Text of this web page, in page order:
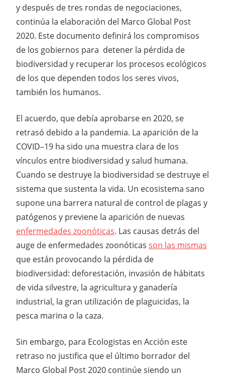
y después de tres rondas de negociaciones,
continúa la elaboración del Marco Global Post
2020. Este documento definirá los compromisos
de los gobiernos para detener la pérdida de
biodiversidad y recuperar los procesos ecológicos
de los que dependen todos los seres vivos,
también los humanos.
El acuerdo, que debía aprobarse en 2020, se
retrasó debido a la pandemia. La aparición de la
COVID–19 ha sido una muestra clara de los
vínculos entre biodiversidad y salud humana.
Cuando se destruye la biodiversidad se destruye el
sistema que sustenta la vida. Un ecosistema sano
supone una barrera natural de control de plagas y
patógenos y previene la aparición de nuevas
enfermedades zoonóticas. Las causas detrás del
auge de enfermedades zoonóticas son las mismas
que están provocando la pérdida de
biodiversidad: deforestación, invasión de hábitats
de vida silvestre, la agricultura y ganadería
industrial, la gran utilización de plaguicidas, la
pesca marina o la caza.
Sin embargo, para Ecologistas en Acción este
retraso no justifica que el último borrador del
Marco Global Post 2020 continúe siendo un